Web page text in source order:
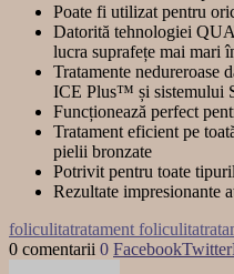
Poate fi utilizat pentru
Datorită tehnologiei
lucra suprafețe mai mari
Tratamente nedureroase
ICE Plus™ și sistemului
Funcționează perfect
Tratament eficient pe
pielii bronzate
Potrivit pentru toate
Rezultate impresionante
foliculitatratament foliculita
0 comentarii 0 FacebookTwitter